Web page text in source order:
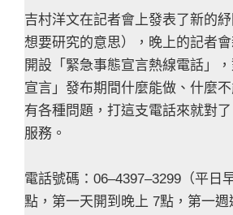
吉村洋文在記者會上發表了新的
想要研究的意思），晚上的記者
開設「緊急事態宣言熱線電話」
宣言」發布期間什麼能做、什麼
有各種問題，打這支電話來就對
服務。
電話號碼：06–4397–3299（平日
點，第一天開到晚上 7點，第一